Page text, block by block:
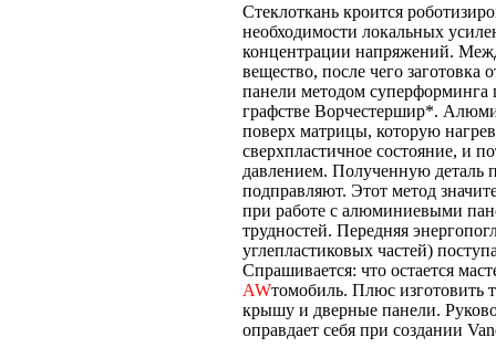
Стеклоткань кроится
необходимости локальных
концентрации напряжений.
вещество, после чего
панели методом суперформинга
графстве Ворчестершир*.
поверх матрицы, которую
сверхпластичное состояние, и
давлением. Полученную деталь
подправляют. Этот метод
при работе с алюминиевыми
трудностей. Передняя
углепластиковых частей)
Спрашивается: что остается
AWтомобиль. Плюс
крышу и дверные панели.
оправдает себя при создании